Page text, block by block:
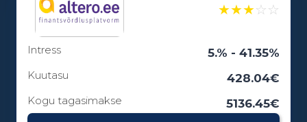
Laenuperiood:
★★★☆☆
Intress 5.% - 41.35%
Kuutasu 428.04€
Kogu tagasimakse 5136.45€